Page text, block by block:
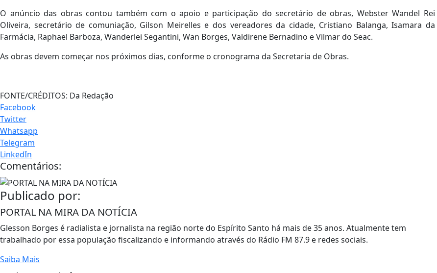
O anúncio das obras contou também com o apoio e participação do secretário de obras, Webster Wandel Rei
Oliveira, secretário de comuniação, Gilson Meirelles e dos vereadores da cidade, Cristiano Balanga, Isamara da
Farmácia, Raphael Barboza, Wanderlei Segantini, Wan Borges, Valdirene Bernadino e Vilmar do Seac.
As obras devem começar nos próximos dias, conforme o cronograma da Secretaria de Obras.
FONTE/CRÉDITOS: Da Redação
Facebook
Twitter
Whatsapp
Telegram
LinkedIn
Comentários:
Publicado por:
PORTAL NA MIRA DA NOTÍCIA
Glesson Borges é radialista e jornalista na região norte do Espírito Santo há mais de 35 anos. Atualmente tem
trabalhado por essa população fiscalizando e informando através do Rádio FM 87.9 e redes sociais.
Saiba Mais